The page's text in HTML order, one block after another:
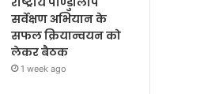
सर्वेक्षण अभियान के
सफल क्रियान्वयन को
लेकर बैठक
1 week ago